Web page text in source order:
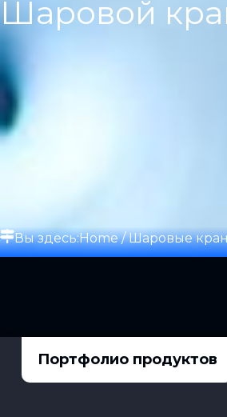
Шаровой
Вы здесь:Home/Шаровые
Портфолио продуктов